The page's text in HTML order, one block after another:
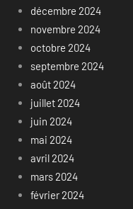
décembre 2024
novembre 2024
octobre 2024
septembre 2024
août 2024
juillet 2024
juin 2024
mai 2024
avril 2024
mars 2024
février 2024